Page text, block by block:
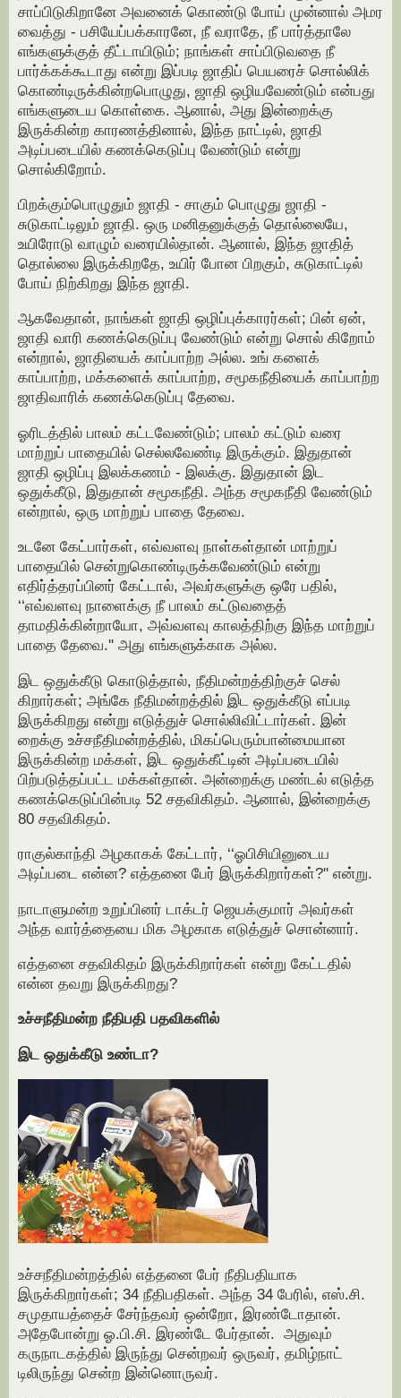
சாப்பிடுகிறானே அவனைக் கொண்டு போய் முன்னால் அமர
வைத்து - பசியேப்பக்காரனே, நீ வராதே, நீ பார்த்தாலே
எங்களுக்குத் தீட்டாயிடும்; நாங்கள் சாப்பிடுவதை நீ
பார்க்கக்கூடாது என்று இப்படி ஜாதிப் பெயரைச் சொல்லிக்
கொண்டிருக்கின்றபொழுது, ஜாதி ஒழியவேண்டும் என்பது
எங்களுடைய கொள்கை. ஆனால், அது இன்றைக்கு
இருக்கின்ற காரணத்தினால், இந்த நாட்டில், ஜாதி
அடிப்படையில் கணக்கெடுப்பு வேண்டும் என்று
சொல்கிறோம்.
பிறக்கும்பொழுதும் ஜாதி - சாகும் பொழுது ஜாதி -
சுடுகாட்டிலும் ஜாதி. ஒரு மனிதனுக்குத் தொல்லையே,
உயிரோடு வாழும் வரையில்தான். ஆனால், இந்த ஜாதித்
தொல்லை இருக்கிறதே, உயிர் போன பிறகும், சுடுகாட்டில்
போய் நிற்கிறது இந்த ஜாதி.
ஆகவேதான், நாங்கள் ஜாதி ஒழிப்புக்காரர்கள்; பின் ஏன்,
ஜாதி வாரி கணக்கெடுப்பு வேண்டும் என்று சொல் கிறோம்
என்றால், ஜாதியைக் காப்பாற்ற அல்ல. உங் களைக்
காப்பாற்ற, மக்களைக் காப்பாற்ற, சமூகநீதியைக் காப்பாற்ற
ஜாதிவாரிக் கணக்கெடுப்பு தேவை.
ஓரிடத்தில் பாலம் கட்டவேண்டும்; பாலம் கட்டும் வரை
மாற்றுப் பாதையில் செல்லவேண்டி இருக்கும். இதுதான்
ஜாதி ஒழிப்பு இலக்கணம் - இலக்கு. இதுதான் இட
ஒதுக்கீடு, இதுதான் சமூகநீதி. அந்த சமூகநீதி வேண்டும்
என்றால், ஒரு மாற்றுப் பாதை தேவை.
உடனே கேட்பார்கள், எவ்வளவு நாள்கள்தான் மாற்றுப்
பாதையில் சென்றுகொண்டிருக்கவேண்டும் என்று
எதிர்த்தரப்பினர் கேட்டால், அவர்களுக்கு ஒரே பதில்,
‘‘எவ்வளவு நாளைக்கு நீ பாலம் கட்டுவதைத்
தாமதிக்கின்றாயோ, அவ்வளவு காலத்திற்கு இந்த மாற்றுப்
பாதை தேவை.'' அது எங்களுக்காக அல்ல.
இட ஒதுக்கீடு கொடுத்தால், நீதிமன்றத்திற்குச் செல்
கிறார்கள்; அங்கே நீதிமன்றத்தில் இட ஒதுக்கீடு எப்படி
இருக்கிறது என்று எடுத்துச் சொல்லிவிட்டார்கள். இன்
றைக்கு உச்சநீதிமன்றத்தில், மிகப்பெரும்பான்மையான
இருக்கின்ற மக்கள், இட ஒதுக்கீட்டின் அடிப்படையில்
பிற்படுத்தப்பட்ட மக்கள்தான். அன்றைக்கு மண்டல் எடுத்த
கணக்கெடுப்பின்படி 52 சதவிகிதம். ஆனால், இன்றைக்கு
80 சதவிகிதம்.
ராகுல்காந்தி அழகாகக் கேட்டார், ‘‘ஓபிசியினுடைய
அடிப்படை என்ன? எத்தனை பேர் இருக்கிறார்கள்?'' என்று.
நாடாளுமன்ற உறுப்பினர் டாக்டர் ஜெயக்குமார் அவர்கள்
அந்த வார்த்தையை மிக அழகாக எடுத்துச் சொன்னார்.
எத்தனை சதவிகிதம் இருக்கிறார்கள் என்று கேட்டதில்
என்ன தவறு இருக்கிறது?
உச்சநீதிமன்ற நீதிபதி பதவிகளில்
இட ஒதுக்கீடு உண்டா?
உச்சநீதிமன்றத்தில் எத்தனை பேர் நீதிபதியாக
இருக்கிறார்கள்; 34 நீதிபதிகள். அந்த 34 பேரில், எஸ்.சி.
சமுதாயத்தைச் சேர்ந்தவர் ஒன்றோ, இரண்டோதான்.
அதேபோன்று ஓ.பி.சி. இரண்டே பேர்தான். அதுவும்
கருநாடகத்தில் இருந்து சென்றவர் ஒருவர், தமிழ்நாட்
டிலிருந்து சென்ற இன்னொருவர்.